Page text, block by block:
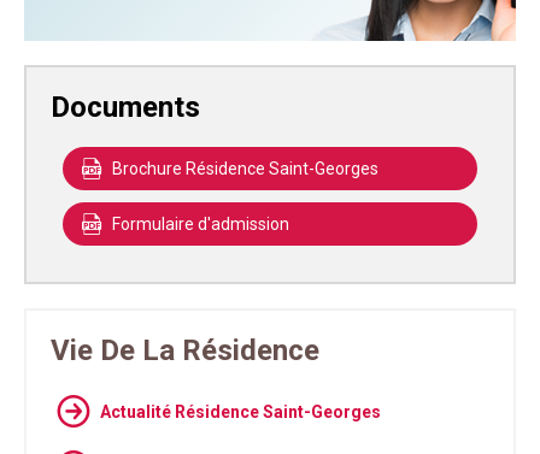
Documents
Brochure Résidence Saint-Georges
Formulaire d'admission
Vie De La Résidence
Actualité Résidence Saint-Georges